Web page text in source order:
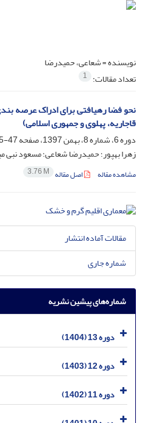
نویسنده =شعاعی، حمیدرضا
تعداد مقالات: 1
نحو فضا رهیافتی برای ادراک عرصه
قاجاریه، پهلوی و جمهوری اسلامی)
دوره 6، شماره 8، بهمن 1397، صفحه
47-75
زهرا بهپور؛ حمیدرضا شعاعی؛ مسعود نبی
مشاهده مقاله اصل مقاله 3.76 M
مقالات آماده انتشار
شماره جاری
شماره‌های پیشین نشریه
دوره 13 (1404)
دوره 12 (1403)
دوره 11 (1402)